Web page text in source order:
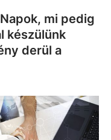
mi pedig
készülünk
derül a